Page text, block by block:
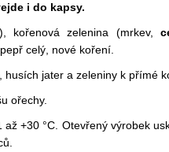
i do kapsy.
zelenina (mrkev,
celý, nové koření.
jater a zeleniny k přímé
ořechy.
+30 °C. Otevřený výrobek